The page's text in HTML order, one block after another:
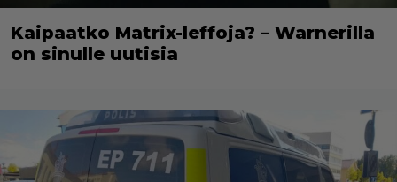
Kaipaatko Matrix-leffoja? – Warnerilla
on sinulle uutisia